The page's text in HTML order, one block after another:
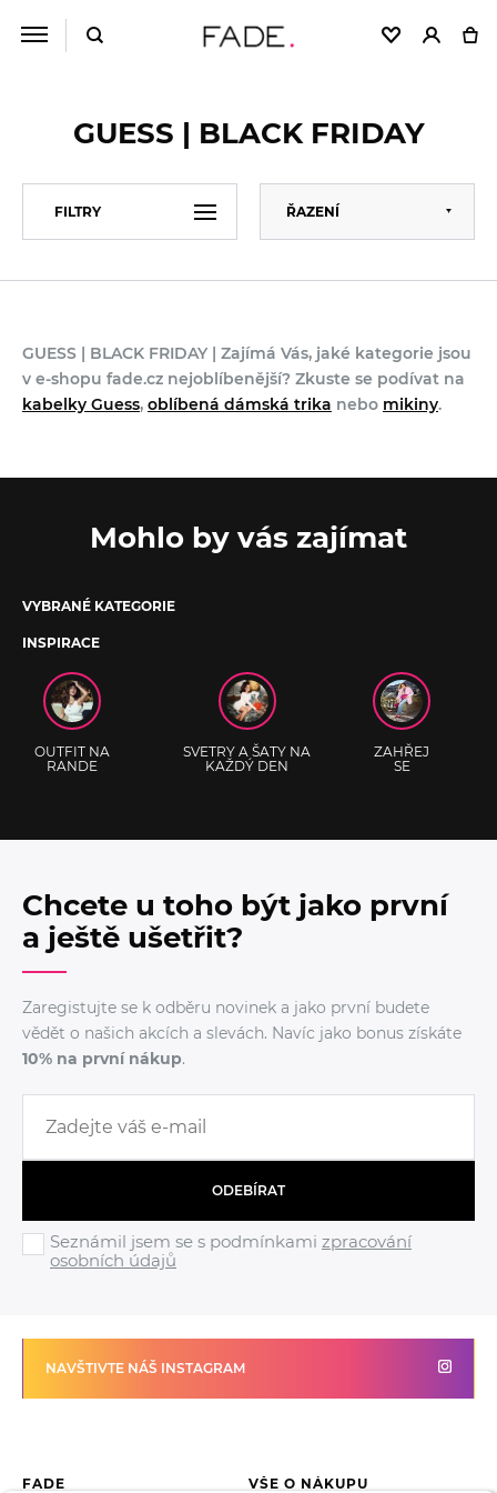
GUESS | BLACK FRIDAY
FILTRY ŘAZENÍ
Výchozí
Abecedně
CENA
BARVA
GUESS | BLACK FRIDAY | Zajímá Vás, jaké kategorie jsou
v e-shopu fade.cz nejoblíbenější? Zkuste se podívat na
kabelky Guess, oblíbená dámská trika nebo mikiny.
Mohlo by vás zajímat
VYBRANÉ KATEGORIE
INSPIRACE
OUTFIT NA
RANDE
SVETRY A ŠATY NA
KAŽDÝ DEN
ZAHŘEJ
SE
Chcete u toho být jako první
a ještě ušetřit?
Zaregistujte se k odběru novinek a jako první budete
vědět o našich akcích a slevách. Navíc jako bonus získáte
10% na první nákup.
ODEBÍRAT
Seznámil jsem se s podmínkami zpracování
osobních údajů
NAVŠTIVTE NÁŠ INSTAGRAM
FADE VŠE O NÁKUPU